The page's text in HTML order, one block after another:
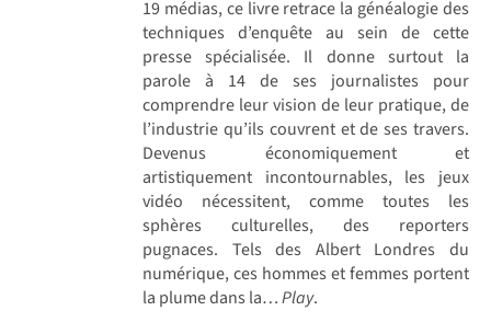
19 médias, ce livre retrace la généalogie des
techniques d’enquête au sein de cette
presse spécialisée. Il donne surtout la
parole à 14 de ses journalistes pour
comprendre leur vision de leur pratique, de
­l’industrie qu’ils couvrent et de ses travers.
Devenus économiquement et
artistiquement incontournables, les jeux
vidéo nécessitent, comme toutes les
sphères culturelles, des reporters
pugnaces. Tels des Albert Londres du
numérique, ces hommes et femmes portent
la plume dans la…Play.